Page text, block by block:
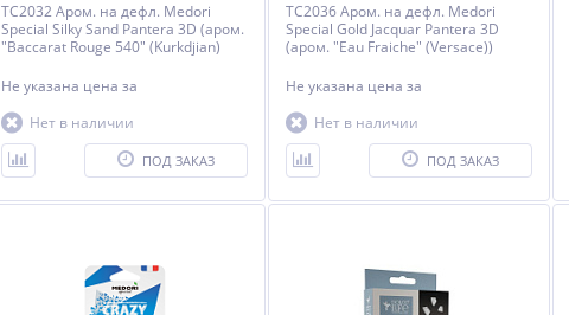
TC2032 Аром. на дефл. Medori
Special Silky Sand Pantera 3D (аром.
"Baccarat Rouge 540" (Kurkdjian)
Не указана цена за
Нет в наличии
ПОД ЗАКАЗ
TC2036 Аром. на дефл. Medori
Special Gold Jacquar Pantera 3D
(аром. "Eau Fraiche" (Versace))
Не указана цена за
Нет в наличии
ПОД ЗАКАЗ